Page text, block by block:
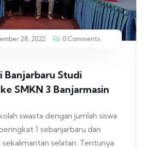
28, 2022 0 Comments
Banjarbaru Studi
SMKN 3 Banjarmasin
swasta dengan jumlah siswa
1 sebanjarbaru dan
selatan. Tentunya